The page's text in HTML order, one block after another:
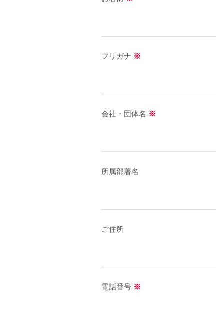
フリガナ ※
会社・団体名 ※
所属部署名
ご住所
電話番号 ※